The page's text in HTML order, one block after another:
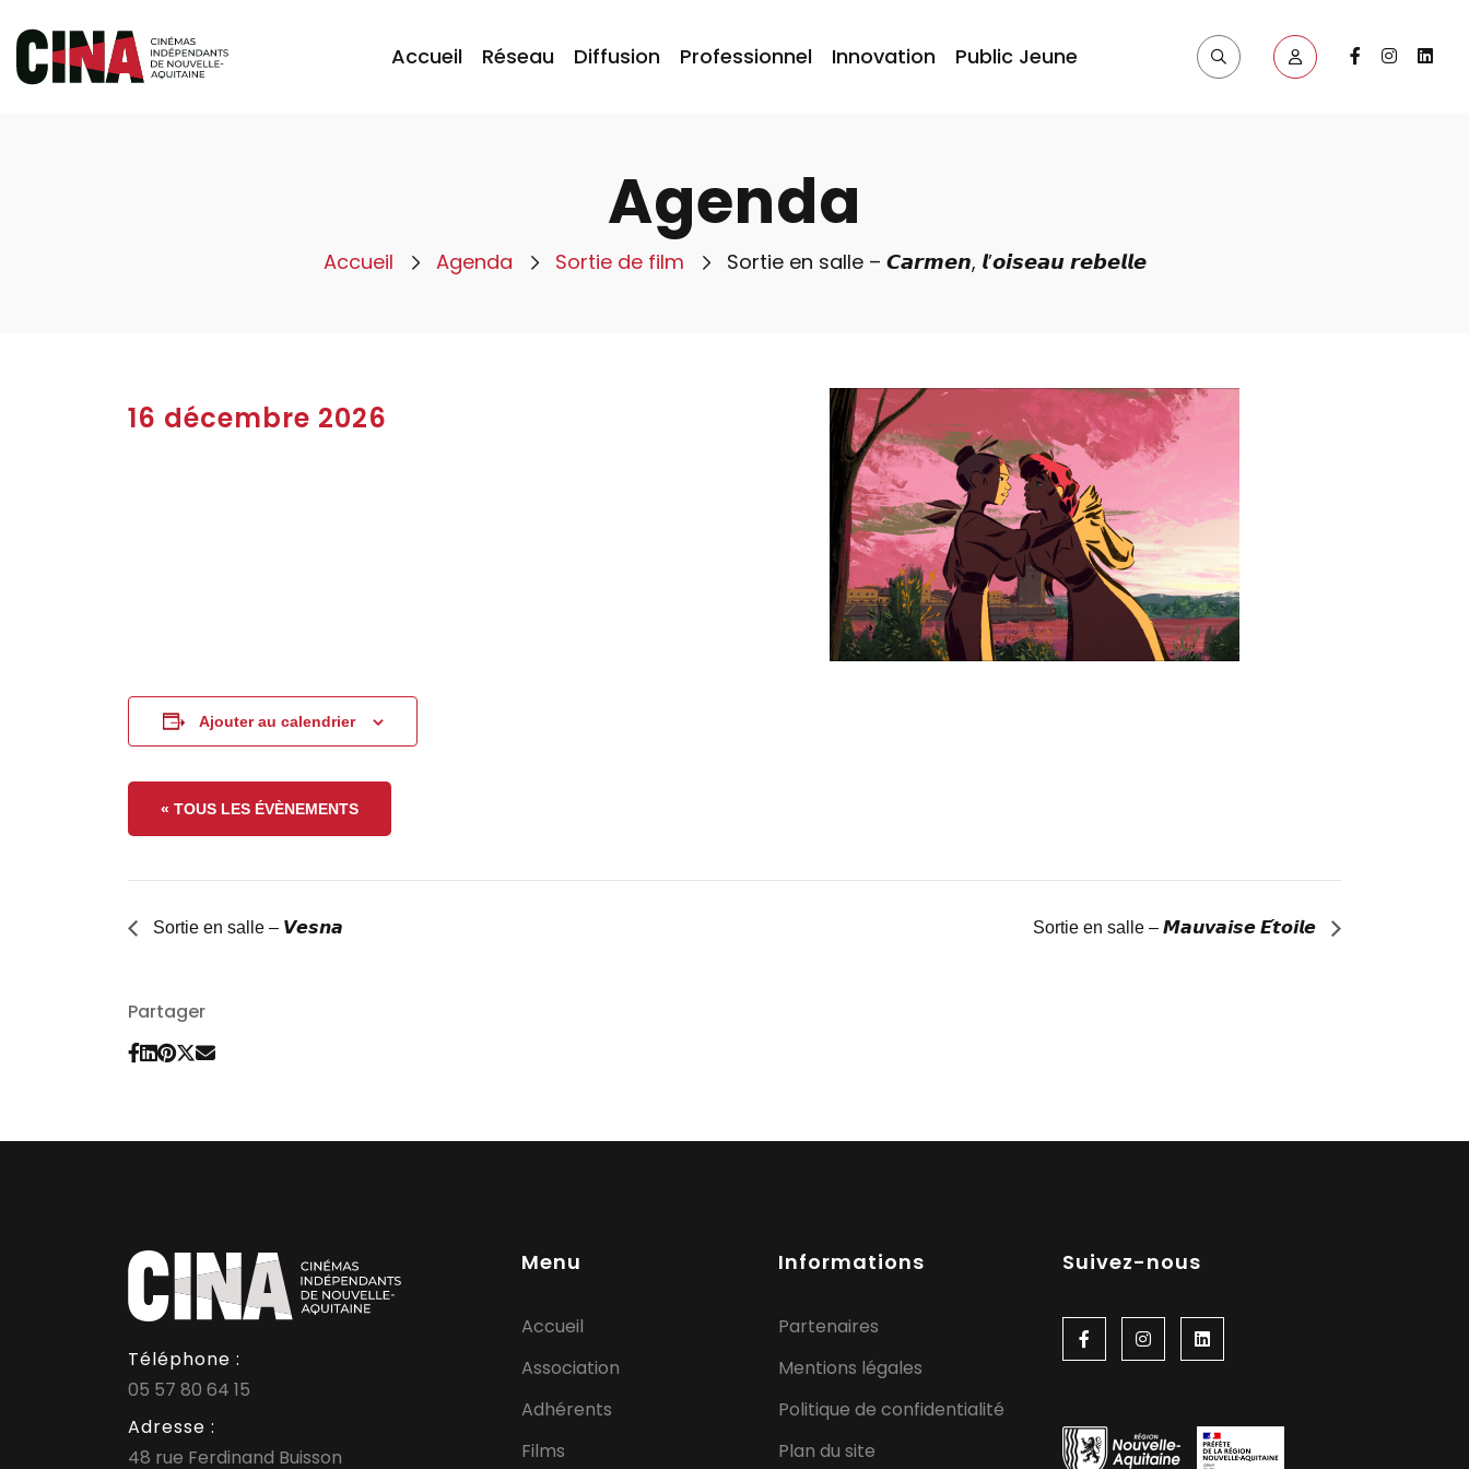
Accueil Réseau Diffusion Professionnel Innovation Public Jeune
Agenda
Accueil Agenda Sortie de film Sortie en salle – 𝘾𝙖𝙧𝙢𝙚𝙣, 𝙡’𝙤𝙞𝙨𝙚𝙖𝙪 𝙧𝙚𝙗𝙚𝙡𝙡𝙚
16 décembre 2026
Ajouter au calendrier
« TOUS LES ÉVÈNEMENTS
Sortie en salle – 𝙑𝙚𝙨𝙣𝙖 Sortie en salle – 𝙈𝙖𝙪𝙫𝙖𝙞𝙨𝙚 𝙀́𝙩𝙤𝙞𝙡𝙚
Partager
Téléphone :
05 57 80 64 15
Adresse :
48 rue Ferdinand Buisson
Menu
Accueil
Association
Adhérents
Films
Informations
Partenaires
Mentions légales
Politique de confidentialité
Plan du site
Suivez-nous